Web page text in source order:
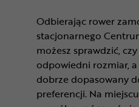
Odbierając rower
stacjonarnego
możesz sprawdzić,
odpowiedni rozmiar,
dobrze dopasowany
preferencji. Na